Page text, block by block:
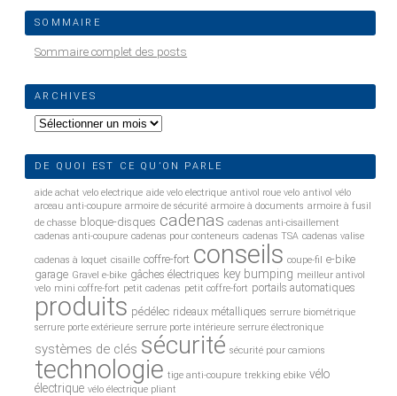
SOMMAIRE
Sommaire complet des posts
ARCHIVES
Archives
DE QUOI EST CE QU’ON PARLE
aide achat velo electrique aide velo electrique antivol roue velo antivol vélo
arceau anti-coupure armoire de sécurité armoire à documents armoire à fusil
de chasse bloque-disques cadenas cadenas anti-cisaillement
cadenas anti-coupure cadenas pour conteneurs cadenas TSA cadenas valise
cadenas à loquet cisaille coffre-fort conseils coupe-fil e-bike
garage Gravel e-bike gâches électriques key bumping meilleur antivol
velo mini coffre-fort petit cadenas petit coffre-fort portails automatiques
produits pédélec rideaux métalliques serrure biométrique
serrure porte extérieure serrure porte intérieure serrure électronique
systèmes de clés sécurité sécurité pour camions
technologie tige anti-coupure trekking ebike vélo
électrique vélo électrique pliant